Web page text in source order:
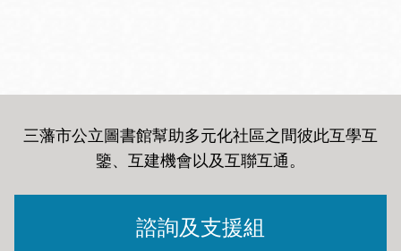
三藩市公立圖書館幫助多元化社區之間彼此互學互
鑒、互建機會以及互聯互通。
諮詢及支援組